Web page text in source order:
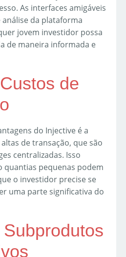
As interfaces amigáveis
da plataforma
jovem investidor possa
de maneira informada e
de
do Injective é a
de transação, que são
centralizadas. Isso
quantias pequenas podem
o investidor precise se
uma parte significativa do